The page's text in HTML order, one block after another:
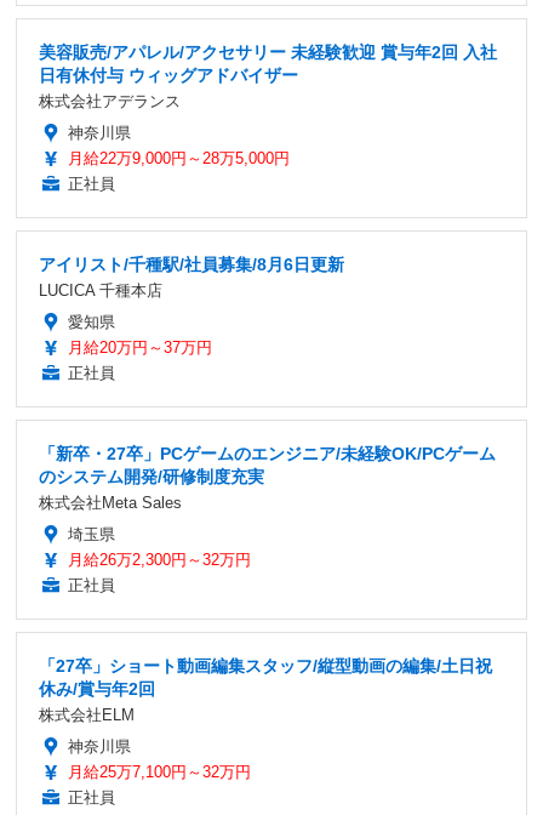
美容販売/アパレル/アクセサリー 未経験歓迎 賞与年2回 入社
日有休付与 ウィッグアドバイザー
株式会社アデランス
神奈川県
月給22万9,000円～28万5,000円
正社員
アイリスト/千種駅/社員募集/8月6日更新
LUCICA 千種本店
愛知県
月給20万円～37万円
正社員
「新卒・27卒」PCゲームのエンジニア/未経験OK/PCゲーム
のシステム開発/研修制度充実
株式会社Meta Sales
埼玉県
月給26万2,300円～32万円
正社員
「27卒」ショート動画編集スタッフ/縦型動画の編集/土日祝
休み/賞与年2回
株式会社ELM
神奈川県
月給25万7,100円～32万円
正社員